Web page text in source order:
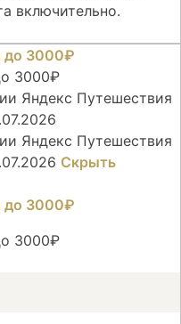
включительно.
3000₽
Яндекс Путешествия
Яндекс Путешествия
Скрыть
3000₽